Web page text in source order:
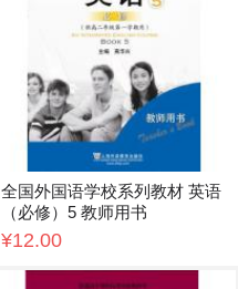
全国外国语学校系列教材 英语
（必修）5 教师用书
¥12.00